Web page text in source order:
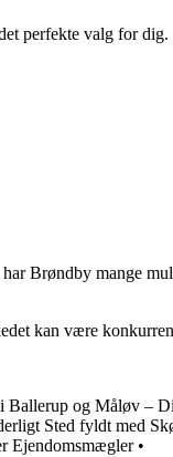
perfekte valg for
Brøndby mange
kan være
Ballerup og Måløv –
Sted fyldt med
Ejendomsmægler•